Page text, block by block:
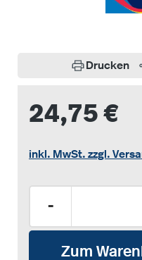
Drucken
24,75 €
inkl. MwSt. zzgl.
-
Zum